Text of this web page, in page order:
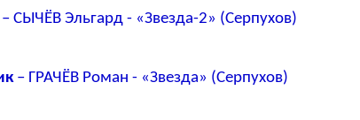
– СЫЧЁВ Эльгард - «Звезда-2» (Серпухов)
– ГРАЧЁВ Роман - «Звезда» (Серпухов)